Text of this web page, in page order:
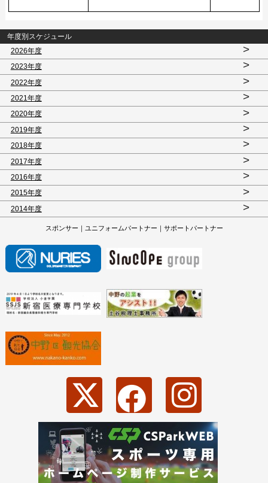
年度別スケジュール
2026年度
>
2023年度 >
2022年度 >
2021年度 >
2020年度 >
2019年度 >
2018年度 >
2017年度 >
2016年度 >
2015年度 >
2014年度 >
スポンサー｜ユニフォームパートナー｜サポートパートナー